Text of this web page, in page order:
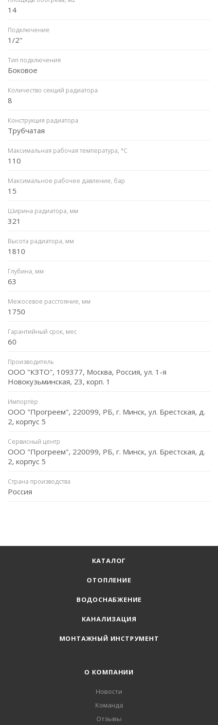
14
Подключение
1/2"
Тип подключения
Боковое
Количество секций радиатора
8
Конструкция радиатора
Трубчатая
Максимальная рабочая температура, °C
110
Максимальное рабочее давление, бар
15
Ширина радиатора, мм
321
Высота радиатора, мм
1810
Глубина, мм
63
Межосевое расстояние, мм
1750
Гарантийный срок, мес
60
Производитель
ООО "КЗТО", 109377, Москва, Россия, ул. 1-я
Новокузьминская, 23, корп. 1
Импортёр
ООО "Прогреем", 220099, РБ, г. Минск, ул. Брестская, д.
2, корпус 5
Сервисный центр
ООО "Прогреем", 220099, РБ, г. Минск, ул. Брестская, д.
2, корпус 5
Страна производства
Россия
КАТАЛОГ
ОТОПЛЕНИЕ
ВОДОСНАБЖЕНИЕ
КАНАЛИЗАЦИЯ
МОНТАЖНЫЙ ИНСТРУМЕНТ
О КОМПАНИИ
Новости
Команда
Отзывы